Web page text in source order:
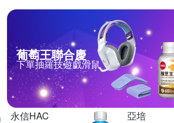
葡萄王聯合慶
下單抽羅技遊戲滑鼠
永信HAC
亞培